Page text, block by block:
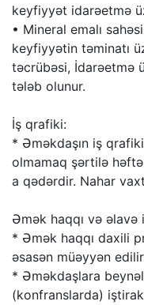
keyfiyyət idarəetmə
• Mineral emalı
keyfiyyətin təminatı
təcrübəsi, İdarəetmə
tələb olunur.
İş qrafiki:
* Əməkdaşın iş
olmamaq şərtilə
a qədərdir. Nahar
Əmək haqqı və əlavə
* Əmək haqqı daxili
əsasən müəyyən
* Əməkdaşlara
(konfranslarda) iştirak